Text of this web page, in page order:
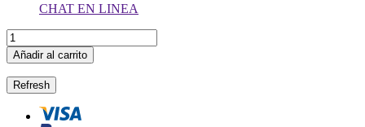
CHAT EN LINEA
Añadir al carrito